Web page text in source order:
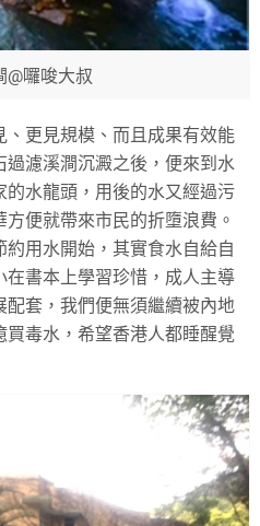
@囉唆大叔
更見規模、而且成果有效能
濾溪澗沉澱之後，便來到水
水龍頭，用後的水又經過污
便就帶來市民的折墮浪費。
用水開始，其實食水自給自
在書本上學習珍惜，成人主導
套，我們便無須繼續被內地
毒水，希望香港人都睡醒覺